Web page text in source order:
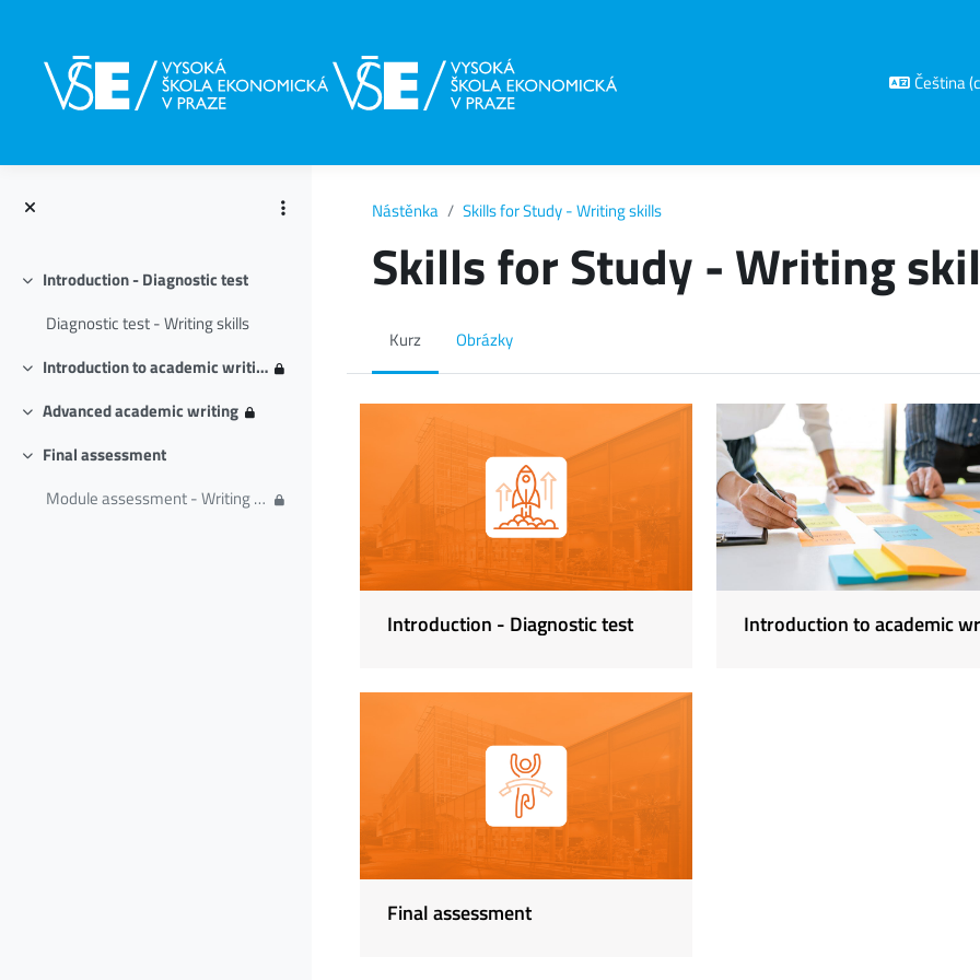
Čeština
SbalitIntroduction - Diagnostic test
Diagnostic test - Writing skills
Sbalit Introduction to academic writing
SbalitAdvanced academic writing
SbalitFinal assessment
Module assessment - Writing skills
Nástěnka Skills for Study - Writing skills
Skills for Study - Writing
Kurz Obrázky
Introduction - Diagnostic test Introduction to academic
Final assessment